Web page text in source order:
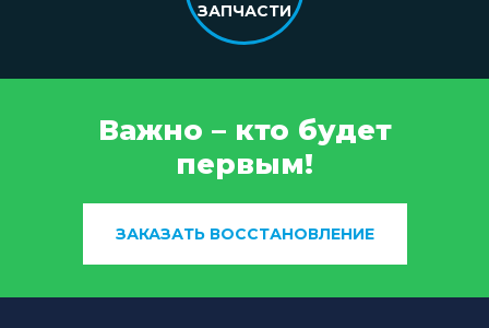
ЗАПЧАСТИ
Важно – кто будет
первым!
ЗАКАЗАТЬ ВОССТАНОВЛЕНИЕ